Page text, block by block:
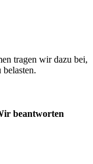
tragen wir dazu bei,
beantworten